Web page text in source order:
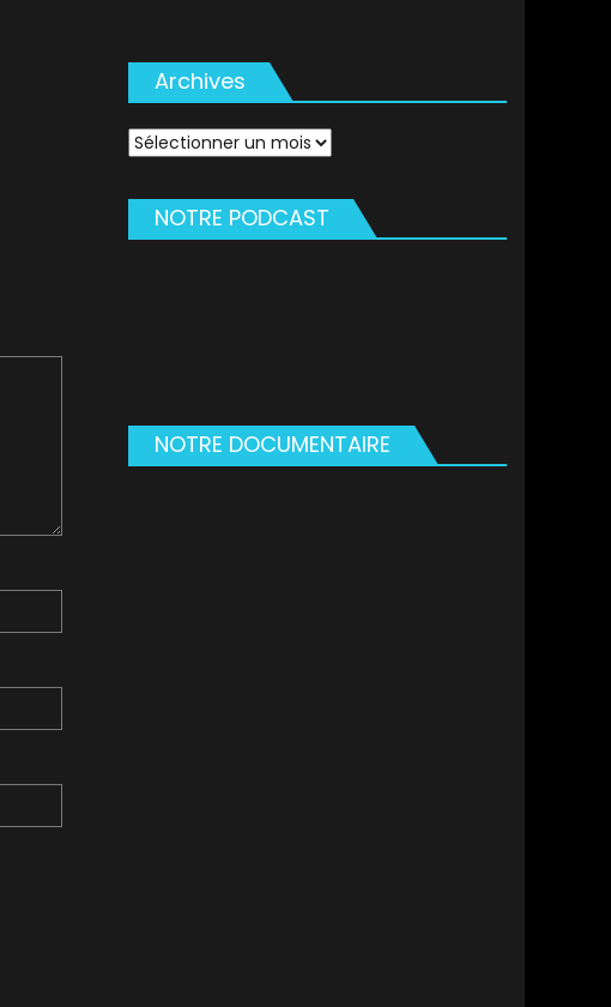
Archives
Archives
NOTRE PODCAST
NOTRE DOCUMENTAIRE